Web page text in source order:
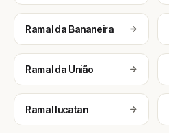
Ramal da Bananeira
Ramal da União
Ramal Iucatan